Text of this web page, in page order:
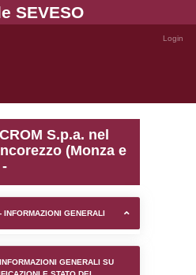
Portale
ICROM
di Concorezzo
-